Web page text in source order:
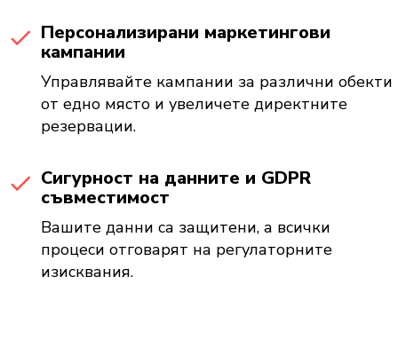
Персонализирани маркетингови
кампании
Управлявайте кампании за различни обекти
от едно място и увеличете директните
резервации.
Сигурност на данните и GDPR
съвместимост
Вашите данни са защитени, а всички
процеси отговарят на регулаторните
изисквания.